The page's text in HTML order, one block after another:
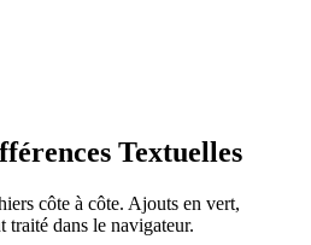
Textuelles
côte à côte. Ajouts en vert,
dans le navigateur.